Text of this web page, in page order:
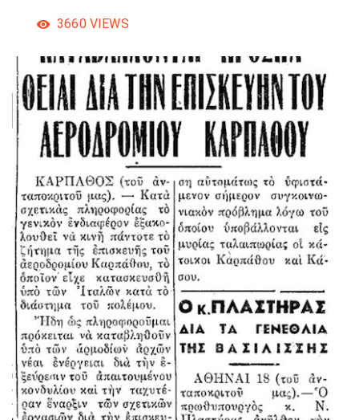
3660 VIEWS